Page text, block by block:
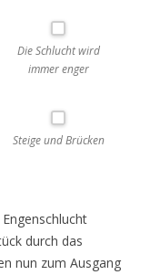
Die Schlucht wird
immer enger
Steige und Brücken
durch das
nun zum Ausgang